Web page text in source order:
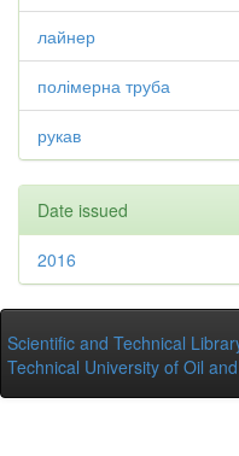
лайнер
полімерна труба
рукав
Date issued
2016
Scientific and Technical
Technical University of Oil